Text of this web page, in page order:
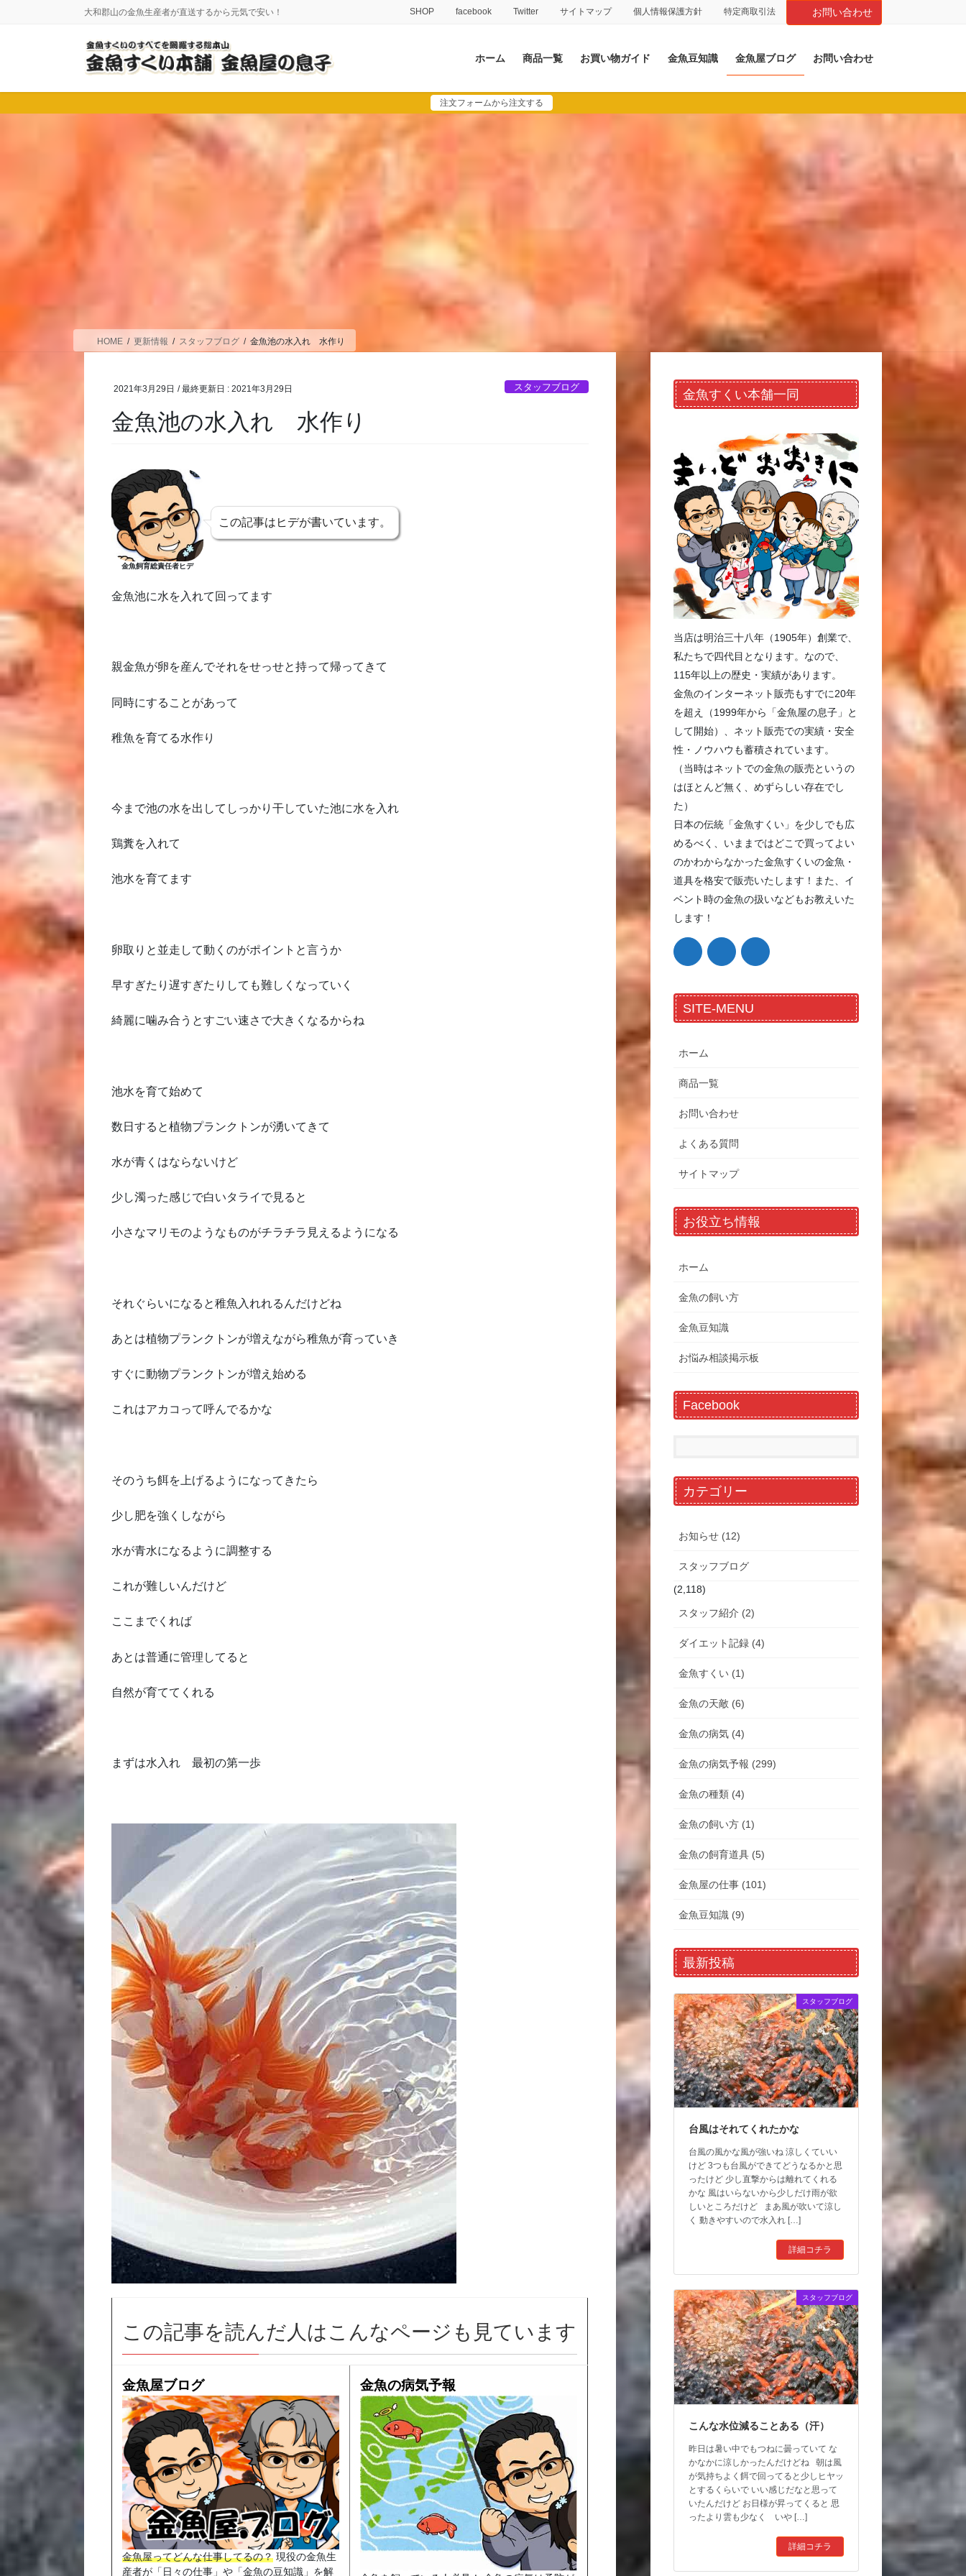
に
移
ョ
ン
大和郡山の金魚生産者が直送するから元気で安い！ SHOP facebook Twitter サイトマップ 個人情報保護方針 特定商取引法 お問い合わせ
ホーム 商品一覧 お買い物ガイド 金魚豆知識 金魚屋ブログ お問い合わせ
注文フォームから注文する
HOME 更新情報 スタッフブログ 金魚池の水入れ 水作り
2021年3月29日 / 最終更新日 :2021年3月29日 スタッフブログ
金魚池の水入れ 水作り
金魚飼育総責任者ヒデ
この記事はヒデが書いています。
金魚池に水を入れて回ってます
親金魚が卵を産んでそれをせっせと持って帰ってきて
同時にすることがあって
稚魚を育てる水作り
今まで池の水を出してしっかり干していた池に水を入れ
鶏糞を入れて
池水を育てます
卵取りと並走して動くのがポイントと言うか
早すぎたり遅すぎたりしても難しくなっていく
綺麗に噛み合うとすごい速さで大きくなるからね
池水を育て始めて
数日すると植物プランクトンが湧いてきて
水が青くはならないけど
少し濁った感じで白いタライで見ると
小さなマリモのようなものがチラチラ見えるようになる
それぐらいになると稚魚入れれるんだけどね
あとは植物プランクトンが増えながら稚魚が育っていき
すぐに動物プランクトンが増え始める
これはアカコって呼んでるかな
そのうち餌を上げるようになってきたら
少し肥を強くしながら
水が青水になるように調整する
これが難しいんだけど
ここまでくれば
あとは普通に管理してると
自然が育ててくれる
まずは水入れ 最初の第一歩
この記事を読んだ人はこんなページも見ています
金魚屋ブログ
金魚屋ってどんな仕事してるの？ 現役の金魚生
産者が「日々の仕事」や「金魚の豆知識」を解
金魚の病気予報
金魚すくい本舗一同
当店は明治三十八年（1905年）創業で、
私たちで四代目となります。なので、
115年以上の歴史・実績があります。
金魚のインターネット販売もすでに20年
を超え（1999年から「金魚屋の息子」と
して開始）、ネット販売での実績・安全
性・ノウハウも蓄積されています。
（当時はネットでの金魚の販売というの
はほとんど無く、めずらしい存在でし
た）
日本の伝統「金魚すくい」を少しでも広
めるべく、いままではどこで買ってよい
のかわからなかった金魚すくいの金魚・
道具を格安で販売いたします！また、イ
ベント時の金魚の扱いなどもお教えいた
します！
SITE-MENU
ホーム
商品一覧
お問い合わせ
よくある質問
サイトマップ
お役立ち情報
ホーム
金魚の飼い方
金魚豆知識
お悩み相談掲示板
Facebook
カテゴリー
お知らせ (12)
スタッフブログ
(2,118)
スタッフ紹介 (2)
ダイエット記録 (4)
金魚すくい (1)
金魚の天敵 (6)
金魚の病気 (4)
金魚の病気予報 (299)
金魚の種類 (4)
金魚の飼い方 (1)
金魚の飼育道具 (5)
金魚屋の仕事 (101)
金魚豆知識 (9)
最新投稿
スタッフブログ
台風はそれてくれたかな
台風の風かな風が強いね 涼しくていい
けど 3つも台風ができてどうなるかと思
ったけど 少し直撃からは離れてくれる
かな 風はいらないから少しだけ雨が欲
しいところだけど まあ風が吹いて涼し
く 動きやすいので水入れ […]
詳細コチラ
スタッフブログ
こんな水位減ることある（汗）
昨日は暑い中でもつねに曇っていて な
かなかに涼しかったんだけどね 朝は風
が気持ちよく餌で回ってると少しヒヤッ
とするくらいで いい感じだなと思って
いたんだけど お日様が昇ってくると 思
ったより雲も少なく いや […]
詳細コチラ